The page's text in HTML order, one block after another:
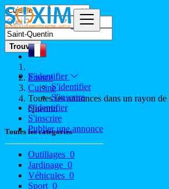
S'identifier
S'identifier
S'inscrire
S'identifier
S'inscrire
Publier une annonce
Trouver
France
Cuisine
Toutes les annonces dans un rayon
Quentin
Toutes les catégories
Outillages 0
Jardinage 0
Véhicules 0
Sport 0